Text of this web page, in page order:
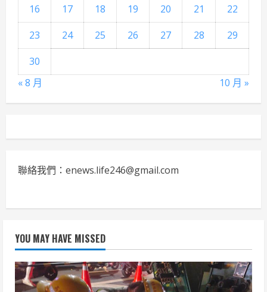
16
17 18 19 20 21
22
23
24 25 26 27 28
29
30
« 8 月
10 月 »
聯絡我們：enews.life246@gmail.com
YOU MAY HAVE MISSED